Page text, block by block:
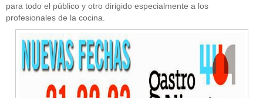
para todo el público y otro dirigido especialmente a los
profesionales de la cocina.